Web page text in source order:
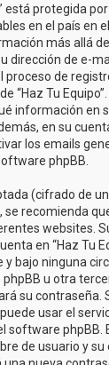
está protegida
en el país en
más allá
dirección de e-
proceso de
“Haz Tu
información en
en su
los emails
phpBB.
(cifrado de
se recomienda
websites.
en “Haz Tu
bajo ninguna
phpBB u otra
su contraseña.
usar el
software phpBB.
de usuario y su